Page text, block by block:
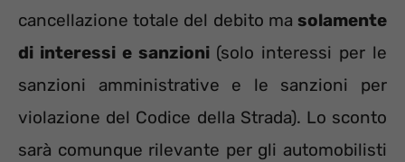
cancellazione totale del debito ma solamente
di interessi e sanzioni(solo interessi per le
sanzioni amministrative e le sanzioni per
violazione del Codice della Strada). Lo sconto
sarà comunque rilevante per gli automobilisti